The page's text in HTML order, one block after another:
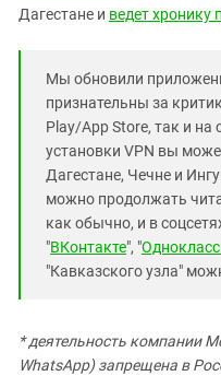
Дагестане и ведет хронику
Мы обновили
признательны за
Play/App Store, так и на
установки VPN вы
Дагестане, Чечне и
можно продолжать
как обычно, и в
"ВКонтакте", "
"Кавказского узла"
* деятельность компании
WhatsApp) запрещена в